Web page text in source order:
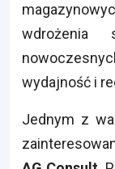
wdrożenia
wydajność i
Jednym z